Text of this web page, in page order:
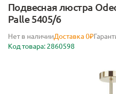
Подвесная люстра
Palle 5405/6
Нет в наличииДоставка 0₽
Код товара: 2860598